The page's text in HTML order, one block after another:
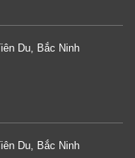
Du, Bắc Ninh
Du, Bắc Ninh